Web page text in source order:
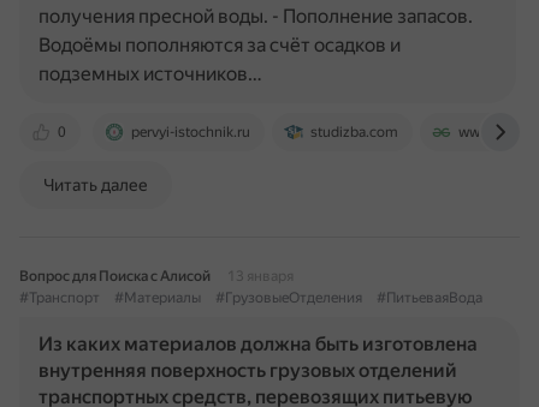
0 pervyi-istochnik.ru studizba.com
получения пресной воды. - Пополнение запасов.
Водоёмы пополняются за счёт осадков и
подземных источников…
Читать далее
Вопрос для Поиска с Алисой
13 января
#Транспорт
#Материалы #ГрузовыеОтделения #ПитьеваяВода
Из каких материалов должна быть изготовлена
внутренняя поверхность грузовых отделений
транспортных средств, перевозящих питьевую